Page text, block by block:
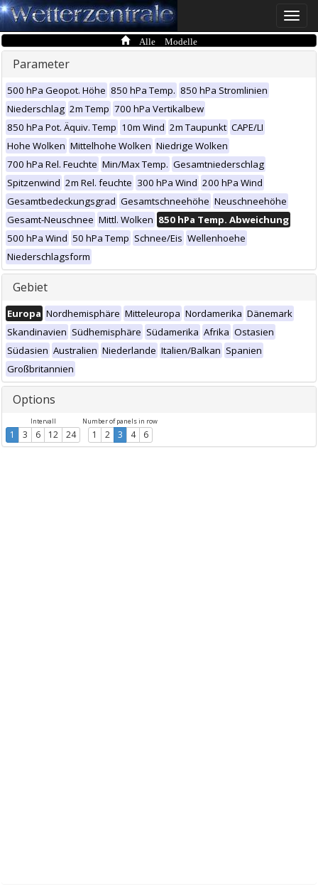
Toggle
Alle Modelle
Parameter
500 hPa Geopot. Höhe 850 hPa Temp. 850 hPa Stromlinien
Niederschlag 2m Temp 700 hPa Vertikalbew
850 hPa Pot. Äquiv. Temp 10m Wind 2m Taupunkt CAPE/LI
Hohe Wolken Mittelhohe Wolken Niedrige Wolken
700 hPa Rel. Feuchte Min/Max Temp. Gesamtniederschlag
Spitzenwind 2m Rel. feuchte 300 hPa Wind 200 hPa Wind
Gesamtbedeckungsgrad Gesamtschneehöhe Neuschneehöhe
Gesamt-Neuschnee Mittl. Wolken 850 hPa Temp. Abweichung
500 hPa Wind 50 hPa Temp Schnee/Eis Wellenhoehe
Niederschlagsform
Gebiet
Europa Nordhemisphäre Mitteleuropa Nordamerika Dänemark
Skandinavien Südhemisphäre Südamerika Afrika Ostasien
Südasien Australien Niederlande Italien/Balkan Spanien
Großbritannien
Options
Intervall
1 3 6 12 24
Number of panels in row
1 2 3 4 6